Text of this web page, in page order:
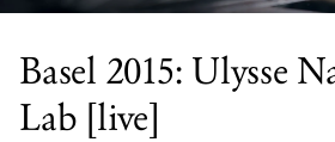
Basel 2015: Ulysse
Lab [live]